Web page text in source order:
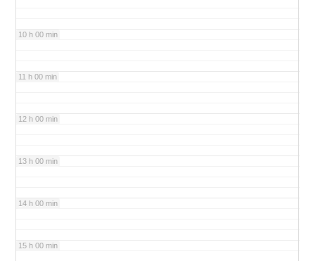
10 h 00 min
11 h 00 min
12 h 00 min
13 h 00 min
14 h 00 min
15 h 00 min